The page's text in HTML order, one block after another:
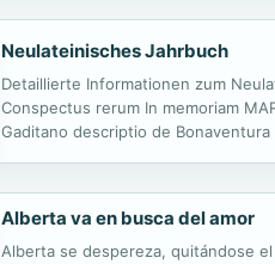
Neulateinisches Jahrbuch
Detaillierte Informationen zum
Conspectus rerum In memoriam
Gaditano descriptio de
Alberta va en busca del amor
Alberta se despereza, quitándose